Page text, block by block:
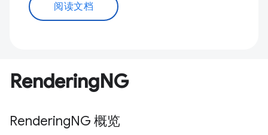
阅读文档
RenderingNG
RenderingNG 概览